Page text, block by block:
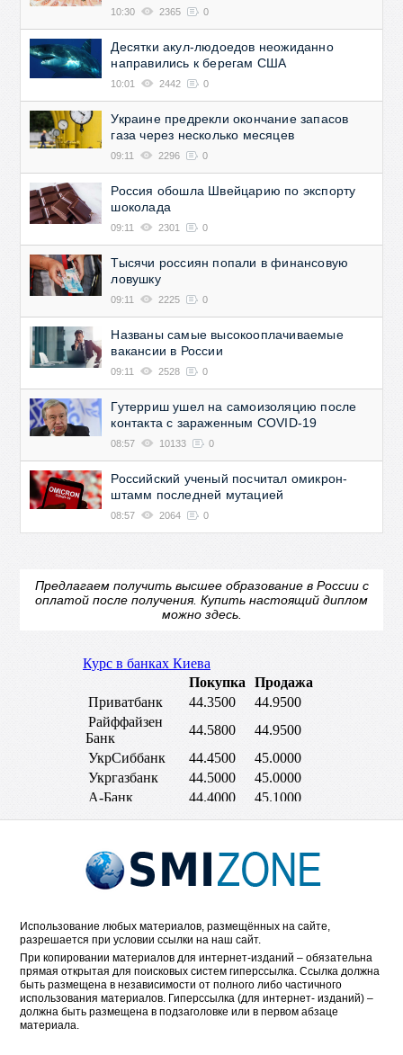
10:30 2365 0
Десятки акул-людоедов неожиданно
направились к берегам США
10:01 2442 0
Украине предрекли окончание запасов
газа через несколько месяцев
09:11 2296 0
Россия обошла Швейцарию по экспорту
шоколада
09:11 2301 0
Тысячи россиян попали в финансовую
ловушку
09:11 2225 0
Названы самые высокооплачиваемые
вакансии в России
09:11 2528 0
Гутерриш ушел на самоизоляцию после
контакта с зараженным COVID-19
08:57 10133 0
Российский ученый посчитал омикрон-
штамм последней мутацией
08:57 2064 0
Предлагаем получить высшее образование в России с
оплатой после получения. Купить настоящий диплом
можно здесь.
Использование любых материалов, размещённых на сайте,
разрешается при условии ссылки на наш сайт.
При копировании материалов для интернет-изданий – обязательна
прямая открытая для поисковых систем гиперссылка. Ссылка должна
быть размещена в независимости от полного либо частичного
использования материалов. Гиперссылка (для интернет- изданий) –
должна быть размещена в подзаголовке или в первом абзаце
материала.